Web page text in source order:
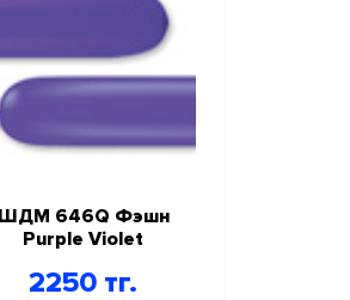
ШДМ 646Q Фэшн
Purple Violet
2250 тг.